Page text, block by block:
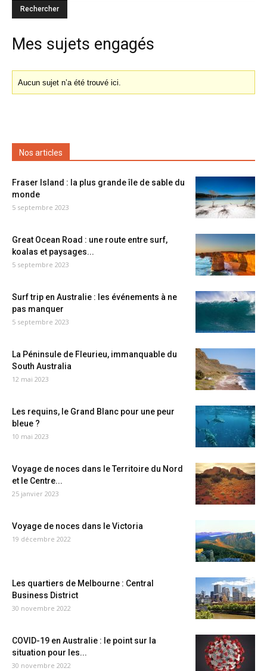
Mes sujets engagés
Aucun sujet n’a été trouvé ici.
Nos articles
Fraser Island : la plus grande île de sable du
monde
5 septembre 2023
Great Ocean Road : une route entre surf,
koalas et paysages...
5 septembre 2023
Surf trip en Australie : les événements à ne
pas manquer
5 septembre 2023
La Péninsule de Fleurieu, immanquable du
South Australia
12 mai 2023
Les requins, le Grand Blanc pour une peur
bleue ?
10 mai 2023
Voyage de noces dans le Territoire du Nord
et le Centre...
25 janvier 2023
Voyage de noces dans le Victoria
19 décembre 2022
Les quartiers de Melbourne : Central
Business District
30 novembre 2022
COVID-19 en Australie : le point sur la
situation pour les...
30 novembre 2022